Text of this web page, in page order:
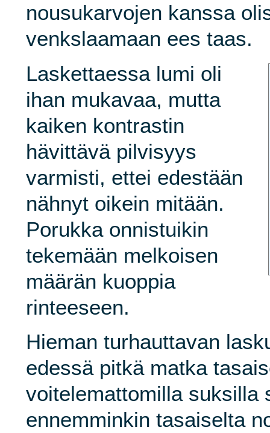
nousukarvojen kanssa
venkslaamaan ees taas.
Laskettaessa lumi oli
ihan mukavaa, mutta
kaiken kontrastin
hävittävä pilvisyys
varmisti, ettei edestään
nähnyt oikein mitään.
Porukka onnistuikin
tekemään melkoisen
määrän kuoppia
rinteeseen.
Hieman turhauttavan
edessä pitkä matka
voitelemattomilla suksilla
ennemminkin tasaiselta